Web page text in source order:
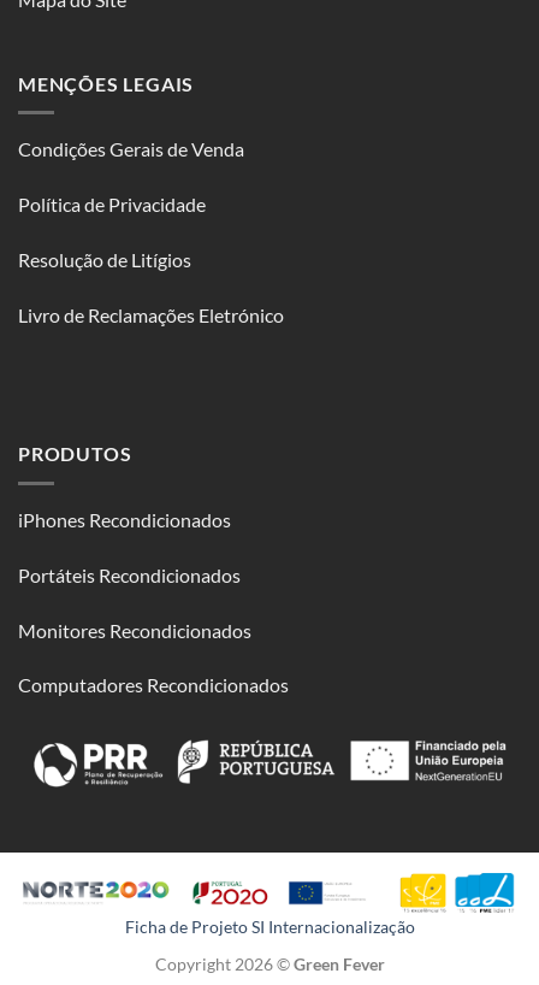
MENÇÕES LEGAIS
Condições Gerais de Venda
Política de Privacidade
Resolução de Litígios
Livro de Reclamações Eletrónico
PRODUTOS
iPhones Recondicionados
Portáteis Recondicionados
Monitores Recondicionados
Computadores Recondicionados
Ficha de Projeto SI Internacionalização
Copyright 2026 ©Green Fever